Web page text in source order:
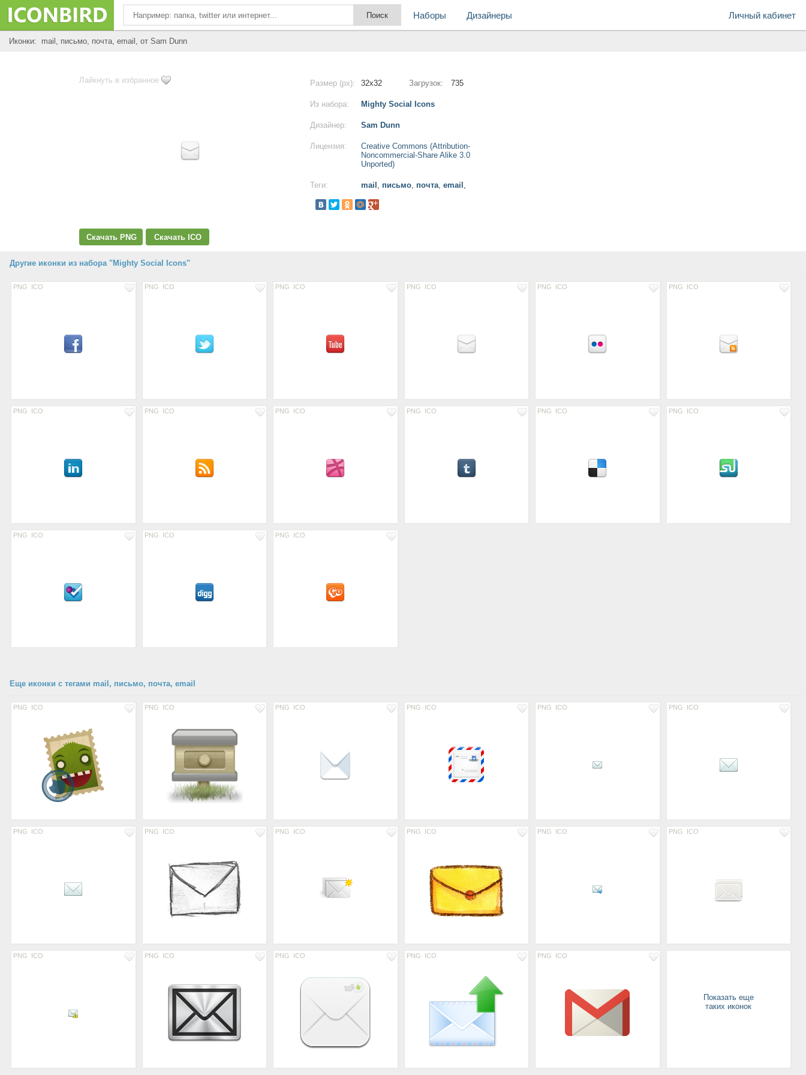
Личный кабинет
Наборы Дизайнеры
Иконки: mail, письмо, почта, email, от Sam Dunn
Лайкнуть в избранное
Скачать PNG Скачать ICO
Размер (px): 32x32 Загрузок: 735
Из набора: Mighty Social Icons
Дизайнер: Sam Dunn
Лицензия:
Creative Commons (Attribution-
Noncommercial-Share Alike 3.0
Unported)
Теги: mail , письмо, почта, email ,
Другие иконки из набора "Mighty Social Icons"
PNG ICO PNG ICO PNG ICO PNG ICO PNG ICO PNG ICO
PNG ICO PNG ICO PNG ICO PNG ICO PNG ICO PNG ICO
PNG ICO PNG ICO PNG ICO
Еще иконки с тегами mail, письмо, почта, email
PNG ICO PNG ICO PNG ICO PNG ICO PNG ICO PNG ICO
PNG ICO PNG ICO PNG ICO PNG ICO PNG ICO PNG ICO
PNG ICO PNG ICO PNG ICO PNG ICO PNG ICO
Показать еще
таких иконок